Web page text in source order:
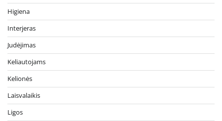
Higiena
Interjeras
Judėjimas
Keliautojams
Kelionės
Laisvalaikis
Ligos